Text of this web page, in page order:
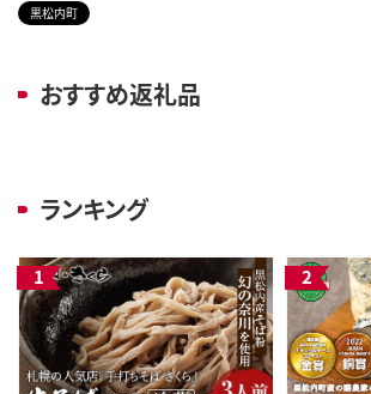
黒松内町
おすすめ返礼品
ランキング